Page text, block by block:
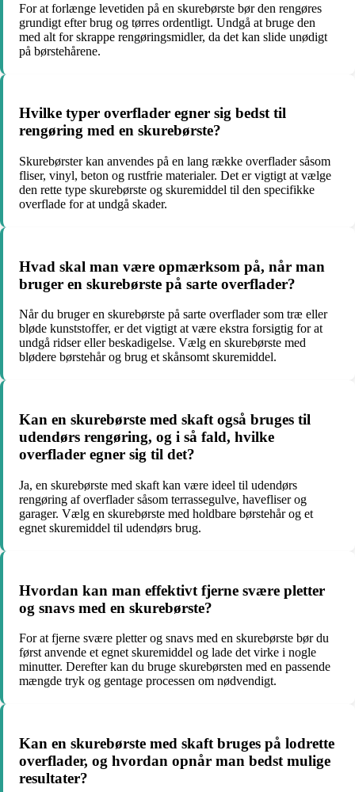
For at forlænge levetiden på en skurebørste bør den rengøres
grundigt efter brug og tørres ordentligt. Undgå at bruge den
med alt for skrappe rengøringsmidler, da det kan slide unødigt
på børstehårene.
Hvilke typer overflader egner sig bedst til
rengøring med en skurebørste?
Skurebørster kan anvendes på en lang række overflader såsom
fliser, vinyl, beton og rustfrie materialer. Det er vigtigt at vælge
den rette type skurebørste og skuremiddel til den specifikke
overflade for at undgå skader.
Hvad skal man være opmærksom på, når man
bruger en skurebørste på sarte overflader?
Når du bruger en skurebørste på sarte overflader som træ eller
bløde kunststoffer, er det vigtigt at være ekstra forsigtig for at
undgå ridser eller beskadigelse. Vælg en skurebørste med
blødere børstehår og brug et skånsomt skuremiddel.
Kan en skurebørste med skaft også bruges til
udendørs rengøring, og i så fald, hvilke
overflader egner sig til det?
Ja, en skurebørste med skaft kan være ideel til udendørs
rengøring af overflader såsom terrassegulve, havefliser og
garager. Vælg en skurebørste med holdbare børstehår og et
egnet skuremiddel til udendørs brug.
Hvordan kan man effektivt fjerne svære pletter
og snavs med en skurebørste?
For at fjerne svære pletter og snavs med en skurebørste bør du
først anvende et egnet skuremiddel og lade det virke i nogle
minutter. Derefter kan du bruge skurebørsten med en passende
mængde tryk og gentage processen om nødvendigt.
Kan en skurebørste med skaft bruges på lodrette
overflader, og hvordan opnår man bedst mulige
resultater?